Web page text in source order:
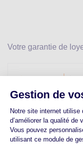
Votre garantie de
Dès CHF 25.-